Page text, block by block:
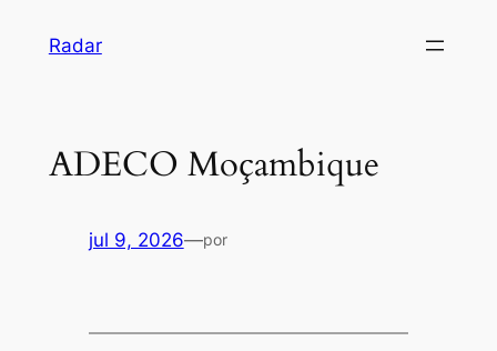
Radar
ADECO Moçambique
jul 9, 2026—por